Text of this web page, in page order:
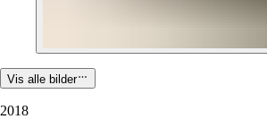
Vis alle bilder
2018